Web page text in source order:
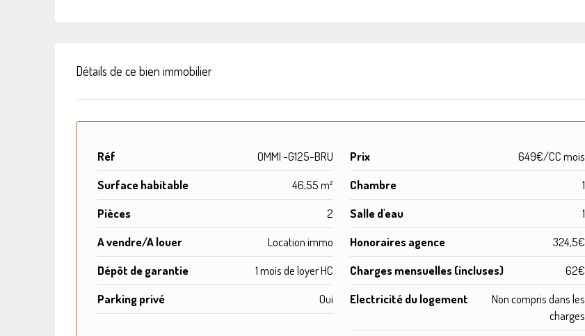
Détails de ce bien immobilier
Réf OMMI -G125-BRU Prix
649€/CC mois
Surface habitable
46,55 m² Chambre
1
Pièces
2 Salle d'eau
1
A vendre/A louer
Location immo Honoraires agence
324,5€
Dépôt de garantie
1 mois de loyer HC Charges mensuelles (incluses)
62€
Parking privé
Oui Electricité du logement
Non compris dans les
charges